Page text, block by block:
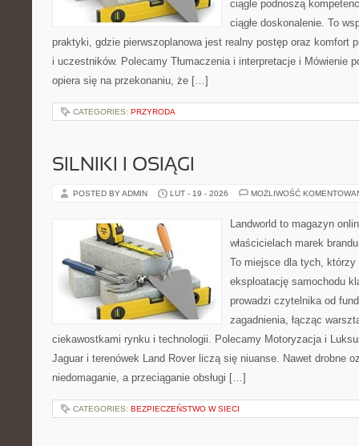
ciągle podnoszą
ciągłe doskonalenie. To
praktyki, gdzie pierwszoplanowa jest realny postęp oraz komfort
i uczestników. Polecamy Tłumaczenia i interpretacje i Mówienie
opiera się na przekonaniu, że […]
CATEGORIES: PRZYRODA
SILNIKI I OSIĄGI
POSTED BY ADMIN LUT - 19 - 2026 MOŻLIWOŚĆ
Landworld to magazyn
właścicielach marek
To miejsce dla tych,
eksploatację samochodu
prowadzi czytelnika od
zagadnienia, łącząc
ciekawostkami rynku i technologii. Polecamy Motoryzacja i
Jaguar i terenówek Land Rover liczą się niuanse. Nawet drobne
niedomaganie, a przeciąganie obsługi […]
CATEGORIES: BEZPIECZEŃSTWO W SIECI